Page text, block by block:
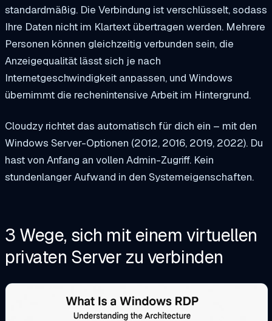
standardmäßig. Die Verbindung ist verschlüsselt, sodass
Ihre Daten nicht im Klartext übertragen werden. Mehrere
Personen können gleichzeitig verbunden sein, die
Anzeigequalität lässt sich je nach
Internetgeschwindigkeit anpassen, und Windows
übernimmt die rechenintensive Arbeit im Hintergrund.
Cloudzy richtet das automatisch für dich ein – mit den
Windows Server-Optionen (2012, 2016, 2019, 2022). Du
hast von Anfang an vollen Admin-Zugriff. Kein
stundenlanger Aufwand in den Systemeigenschaften.
3 Wege, sich mit einem virtuellen
privaten Server zu verbinden